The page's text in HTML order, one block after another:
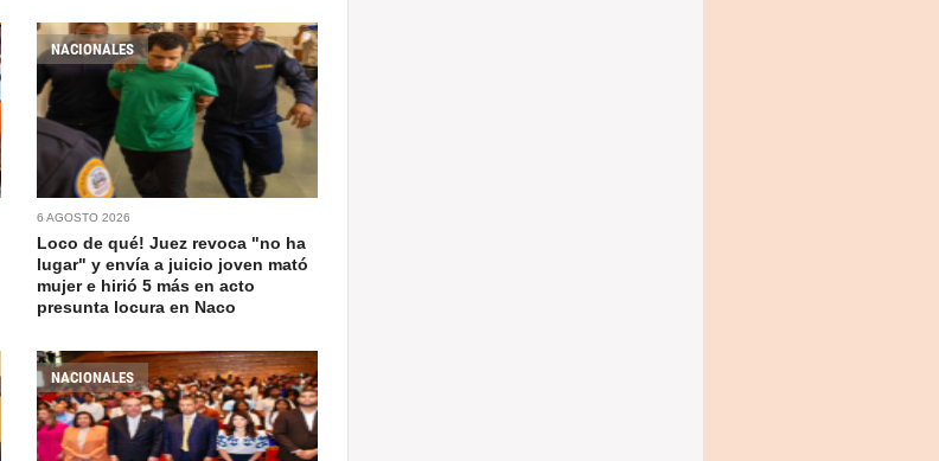
NACIONALES
6 AGOSTO 2026
Loco de qué! Juez revoca "no ha
lugar" y envía a juicio joven mató
mujer e hirió 5 más en acto
presunta locura en Naco
NACIONALES